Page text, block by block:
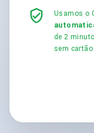
Usamos o
de 2
sem cartão